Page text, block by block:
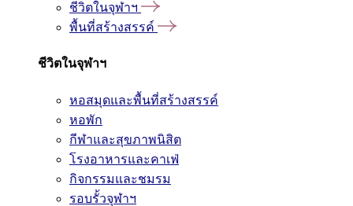
ชีวิตในจุฬาฯ
พื้นที่สร้างสรรค์
ชีวิตในจุฬาฯ
หอสมุดและพื้นที่สร้างสรรค์
หอพัก
กีฬาและสุขภาพนิสิต
โรงอาหารและคาเฟ่
กิจกรรมและชมรม
รอบรั้วจุฬาฯ